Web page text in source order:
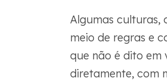
Algumas culturas,
meio de regras e
que não é dito em
diretamente, com